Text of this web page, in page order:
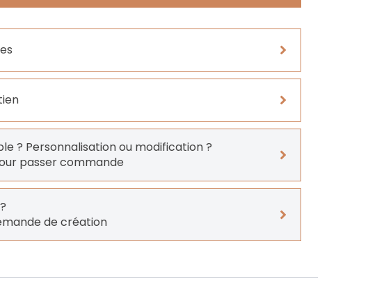
? Personnalisation ou modification ?
passer commande
de création